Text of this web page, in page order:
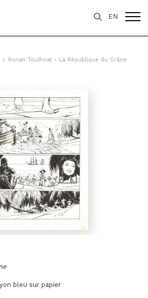
EN
> Ronan Toulhoat - La République du Crâne
bleu sur papier